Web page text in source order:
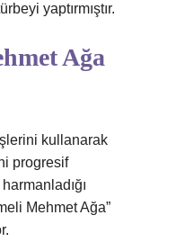
yaptırmıştır.
Ağa
kullanarak
progresif
Mehmet Ağa”